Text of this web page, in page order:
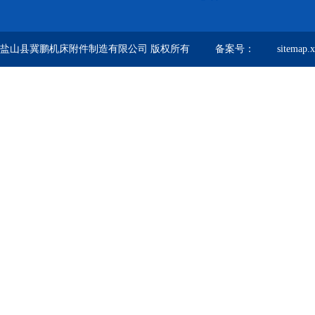
盐山县冀鹏机床附件制造有限公司 版权所有 备案号：